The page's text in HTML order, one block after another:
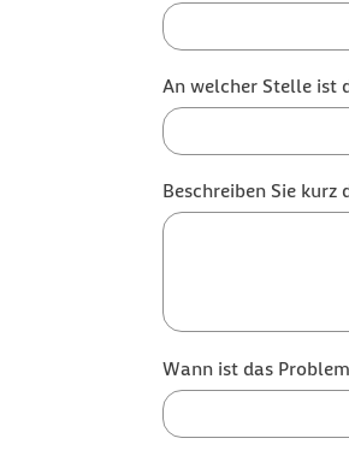
An welcher Stelle ist
Beschreiben Sie
Wann ist das